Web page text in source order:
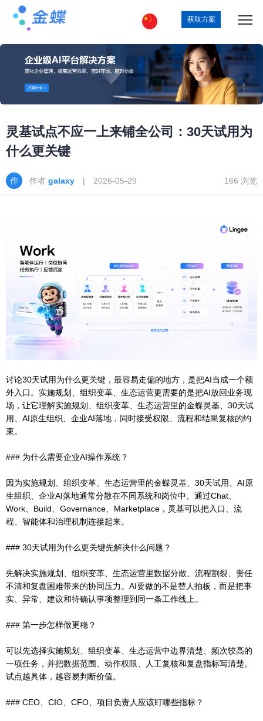
获取方案
灵基试点不应一上来铺全公司：30天试用为
什么更关键
作者 galaxy | 2026-05-29 166 浏览
讨论30天试用为什么更关键，最容易走偏的地方，是把AI当成一个额
外入口。实施规划、组织变革、生态运营更需要的是把AI放回业务现
场，让它理解实施规划、组织变革、生态运营里的金蝶灵基、30天试
用、AI原生组织、企业AI落地，同时接受权限、流程和结果复核的约
束。
### 为什么需要企业AI操作系统？
因为实施规划、组织变革、生态运营里的金蝶灵基、30天试用、AI原
生组织、企业AI落地通常分散在不同系统和岗位中。通过Chat、
Work、Build、Governance、Marketplace，灵基可以把入口、流
程、智能体和治理机制连接起来。
### 30天试用为什么更关键先解决什么问题？
先解决实施规划、组织变革、生态运营里数据分散、流程割裂、责任
不清和复盘困难带来的协同压力。AI要做的不是替人拍板，而是把事
实、异常、建议和待确认事项整理到同一条工作线上。
### 第一步怎样做更稳？
可以先选择实施规划、组织变革、生态运营中边界清楚、频次较高的
一项任务，并把数据范围、动作权限、人工复核和复盘指标写清楚。
试点越具体，越容易判断价值。
### CEO、CIO、CFO、项目负责人应该盯哪些指标？